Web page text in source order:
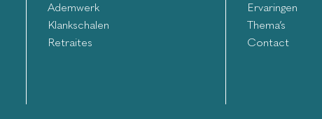
Ademwerk
Klankschalen
Retraites
Ervaringen
Thema’s
Contact